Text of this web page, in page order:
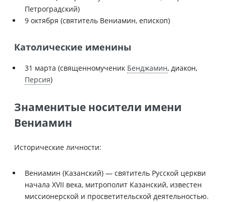
Петроградский)
9 октября (святитель Вениамин, епископ)
Католические именины
31 марта (священномученик Бенджамин, диакон,
Персия)
Знаменитые носители имени
Вениамин
Исторические личности:
Вениамин (Казанский) — святитель Русской церкви
начала XVII века, митрополит Казанский, известен
миссионерской и просветительской деятельностью.